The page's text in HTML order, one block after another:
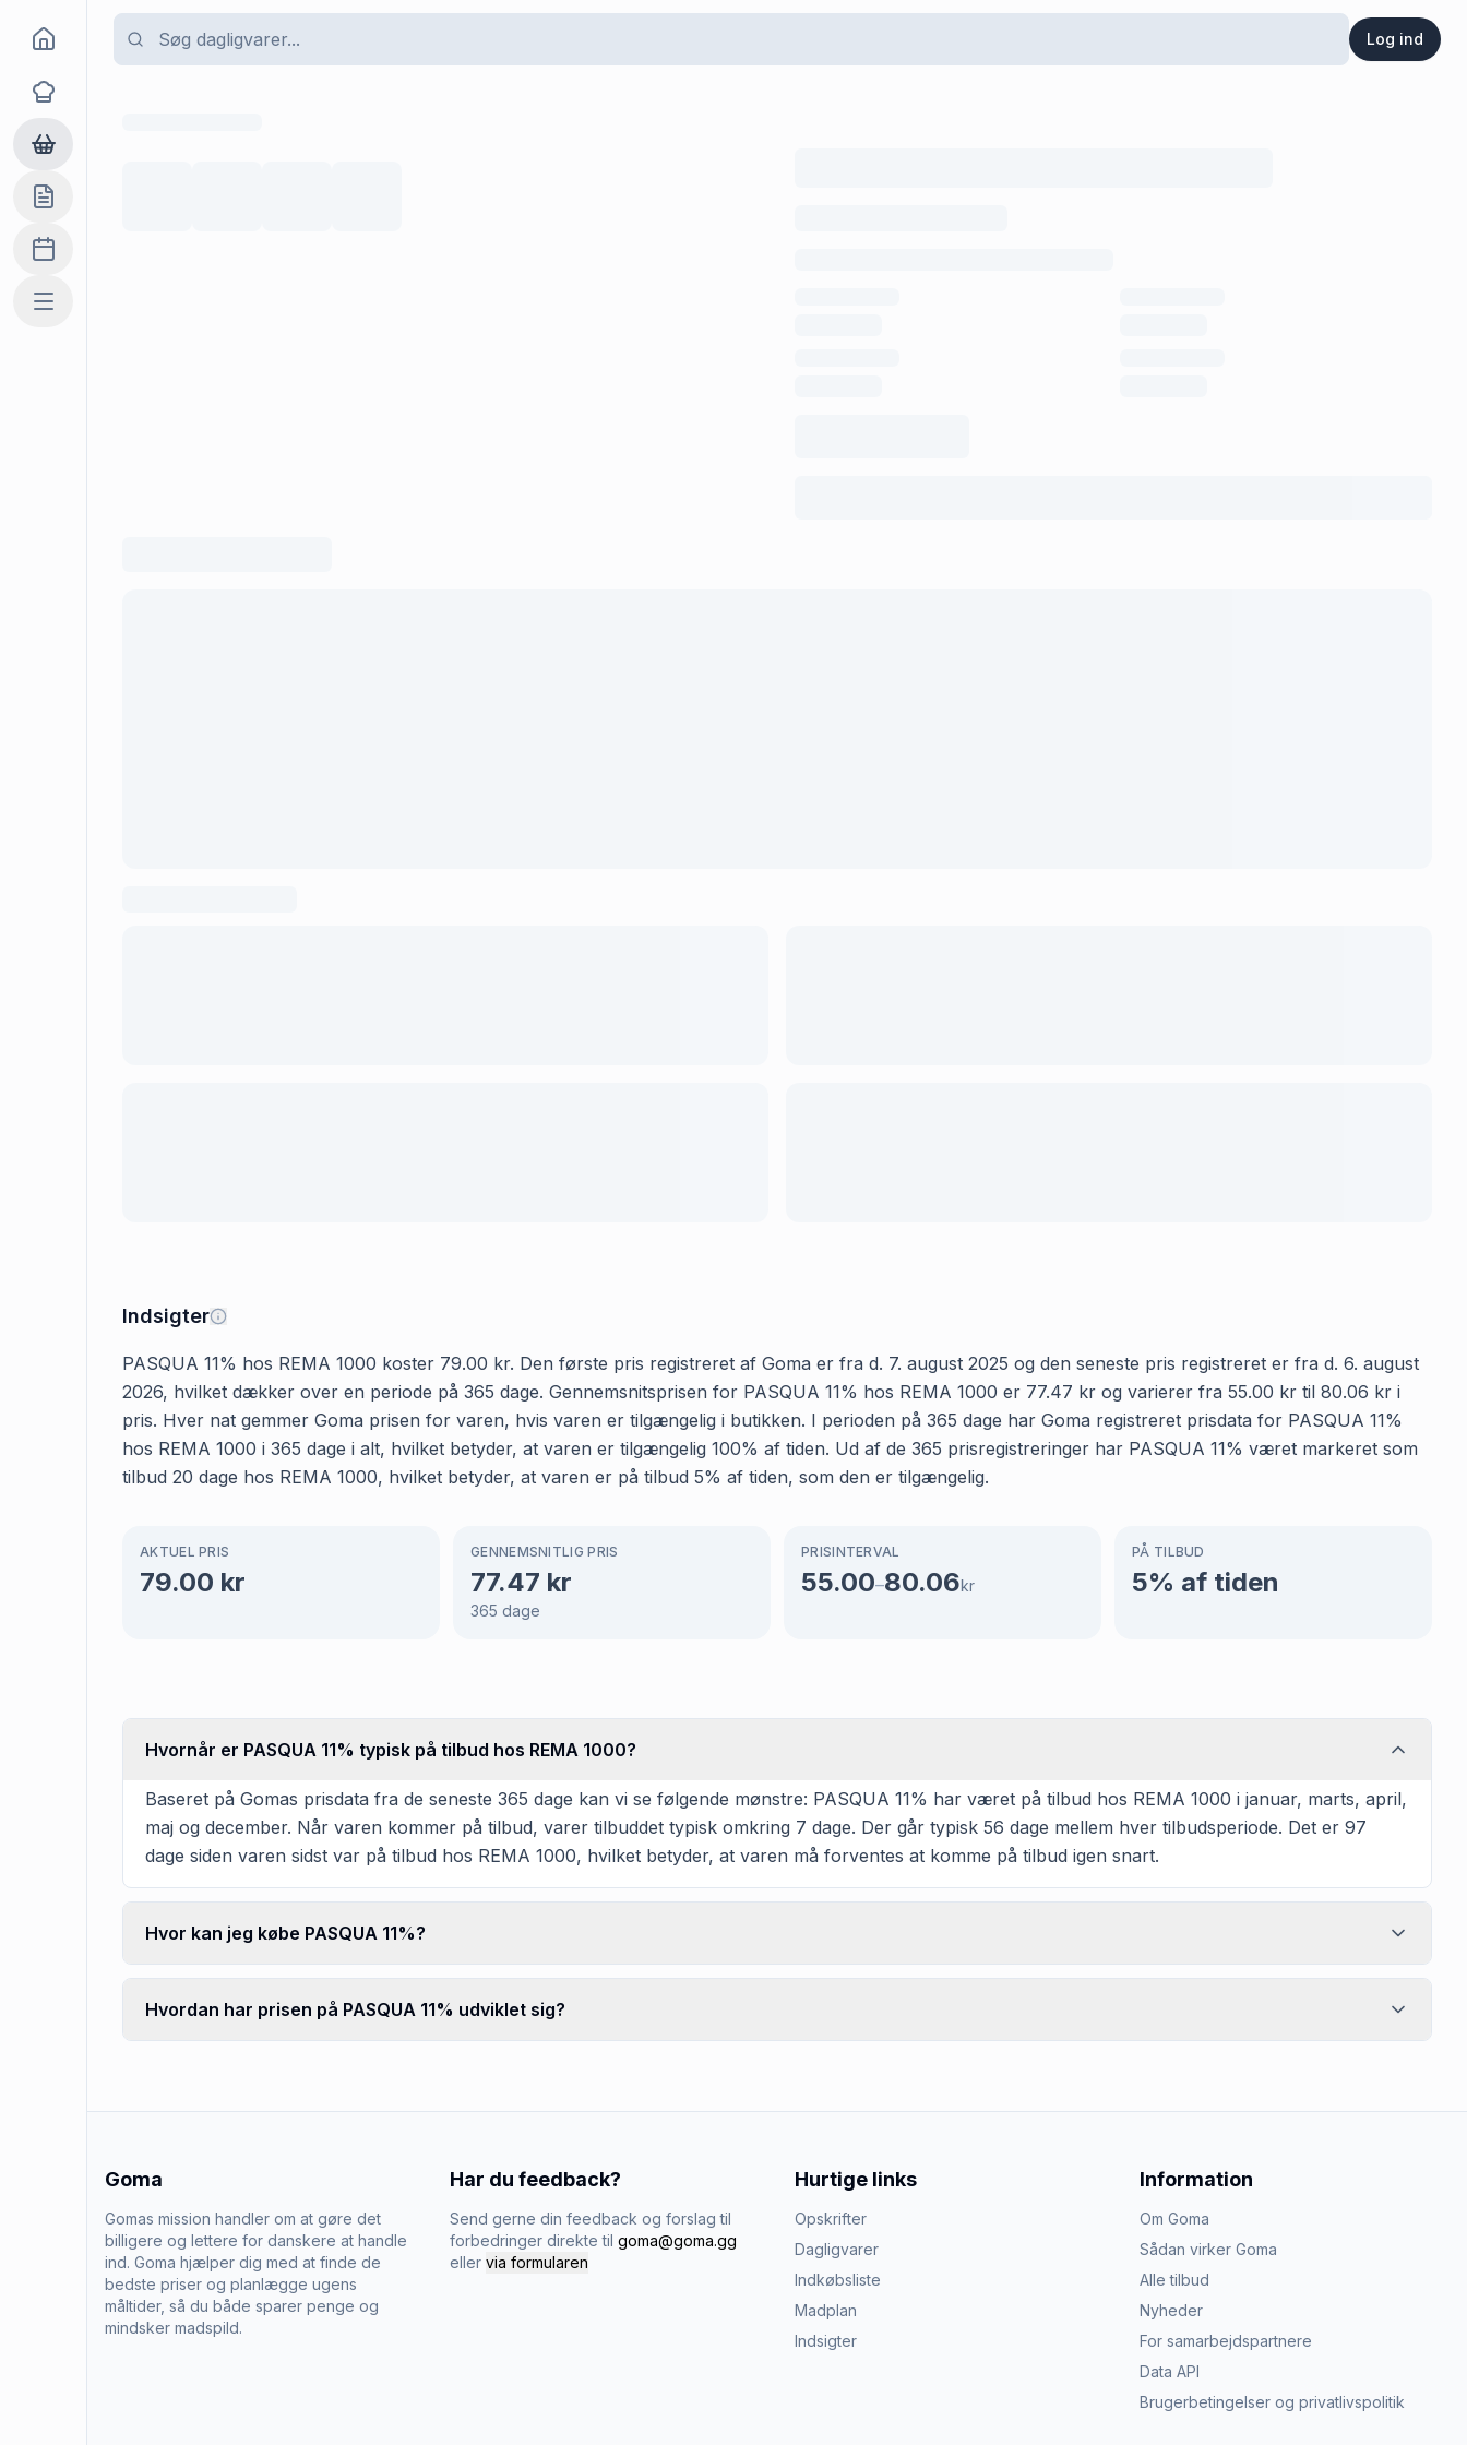
Log ind
Goma
Opskrifter
Dagligvarer
Indkøbslisten
Madplan
Mere
Indsigter
PASQUA 11% hos REMA 1000 koster 79.00 kr. Den første pris registreret af Goma er fra d. 7. august 2025 og den seneste pris registreret er fra d. 6. august
2026, hvilket dækker over en periode på 365 dage. Gennemsnitsprisen for PASQUA 11% hos REMA 1000 er 77.47 kr og varierer fra 55.00 kr til 80.06 kr i
pris. Hver nat gemmer Goma prisen for varen, hvis varen er tilgængelig i butikken. I perioden på 365 dage har Goma registreret prisdata for PASQUA 11%
hos REMA 1000 i 365 dage i alt, hvilket betyder, at varen er tilgængelig 100% af tiden. Ud af de 365 prisregistreringer har PASQUA 11% været markeret som
tilbud 20 dage hos REMA 1000, hvilket betyder, at varen er på tilbud 5% af tiden, som den er tilgængelig.
AKTUEL PRIS
79.00 kr
GENNEMSNITLIG PRIS
77.47 kr
365 dage
PRISINTERVAL
55.00–80.06kr
PÅ TILBUD
5% af tiden
Hvornår er PASQUA 11% typisk på tilbud hos REMA 1000?
Baseret på Gomas prisdata fra de seneste 365 dage kan vi se følgende mønstre: PASQUA 11% har været på tilbud hos REMA 1000 i januar, marts, april,
maj og december. Når varen kommer på tilbud, varer tilbuddet typisk omkring 7 dage. Der går typisk 56 dage mellem hver tilbudsperiode. Det er 97
dage siden varen sidst var på tilbud hos REMA 1000, hvilket betyder, at varen må forventes at komme på tilbud igen snart.
Hvor kan jeg købe PASQUA 11%?
Hvordan har prisen på PASQUA 11% udviklet sig?
Goma
Gomas mission handler om at gøre det
billigere og lettere for danskere at handle
ind. Goma hjælper dig med at finde de
bedste priser og planlægge ugens
måltider, så du både sparer penge og
mindsker madspild.
Har du feedback?
Send gerne din feedback og forslag til
forbedringer direkte til goma@goma.gg
eller via formularen
Hurtige links
Opskrifter
Dagligvarer
Indkøbsliste
Madplan
Indsigter
Information
Om Goma
Sådan virker Goma
Alle tilbud
Nyheder
For samarbejdspartnere
Data API
Brugerbetingelser og privatlivspolitik